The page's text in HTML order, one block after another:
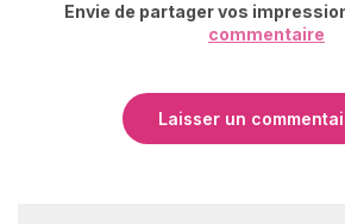
Envie de partager vos
commentaire
Laisser un